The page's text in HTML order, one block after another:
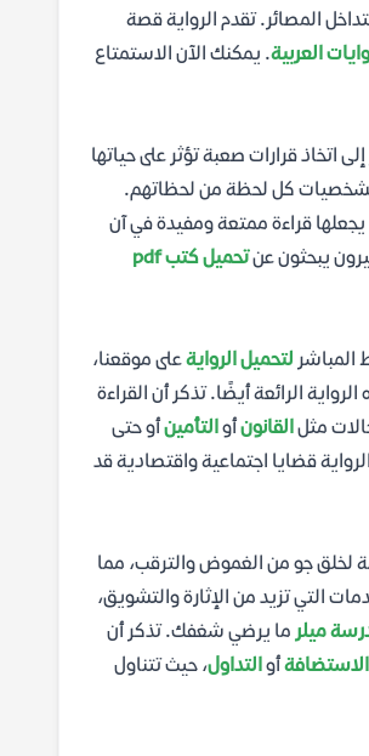
المصائر. تقدم الرواية قصة
العربية. يمكنك الآن الاستمتاع
قرارات صعبة تؤثر على حياتها
كل لحظة من لحظاتهم.
يجعلها قراءة ممتعة ومفيدة في آن
يبحثون عن
تحميل كتب pdf
المباشر لتحميل الروايةعلى موقعنا،
الرائعة أيضًا. تذكر أن القراءة
مثلالقانونأوالتأمينأو حتى
قضايا اجتماعية واقتصادية قد
لخلق جو من الغموض والترقب، مما
التي تزيد من الإثارة والتشويق،
ميلر ما يرضي شغفك. تذكر أن
الاستضافةأوالتداول، حيث تتناول